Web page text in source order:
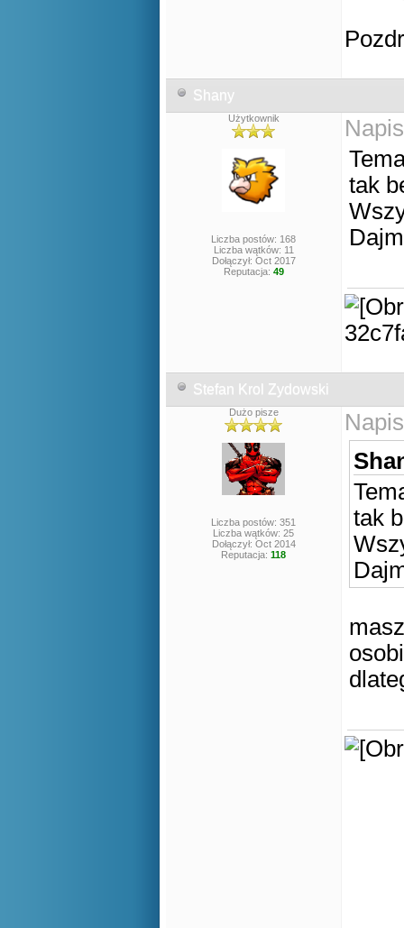
Shany
Użytkownik
Liczba postów: 168
Liczba wątków: 11
Dołączył: Oct 2017
Reputacja: 49
tak
Stefan Krol Zydowski
Dużo pisze
Liczba postów: 351
Liczba wątków: 25
Dołączył: Oct 2014
Reputacja: 118
tak